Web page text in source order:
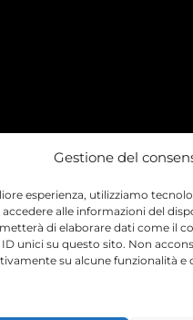
Gestione del
esperienza, utilizziamo
alle informazioni del
di elaborare dati come il
unici su questo sito. Non
su alcune funzionalità e